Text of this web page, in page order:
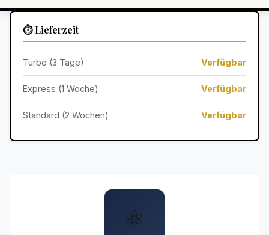
⏱️ Lieferzeit
Turbo (3 Tage) Verfügbar
Express (1 Woche) Verfügbar
Standard (2 Wochen) Verfügbar
⚛️